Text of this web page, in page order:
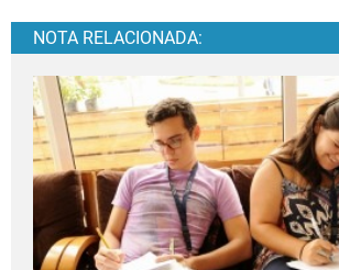
NOTA RELACIONADA: